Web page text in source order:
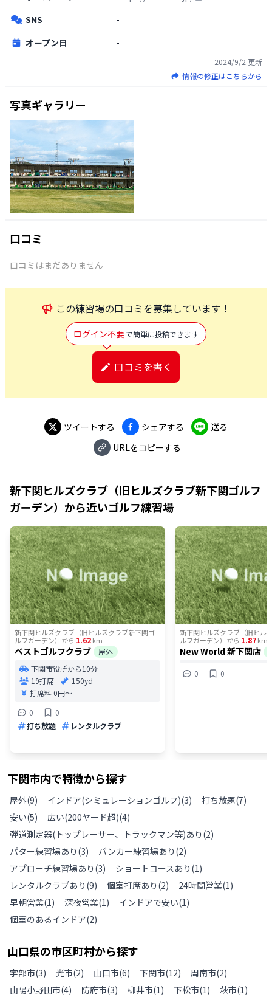
SNS
-
オープン日
-
2024/9/2 更新
情報の修正はこちらから
写真ギャラリー
口コミ
口コミはまだありません
この練習場の口コミを募集しています！
ログイン不要で簡単に投稿できます
口コミを書く
ツイートする シェアする
送る
URLをコピーする
新下関ヒルズクラブ（旧ヒルズクラブ新下関ゴルフ
ガーデン） から近いゴルフ練習場
新下関ヒルズクラブ（旧ヒルズクラブ新下関ゴ
ルフガーデン） から 1.62km
ベストゴルフクラブ
屋外
下関市役所から10分
19打席
150yd
打席料0円〜
0
0
打ち放題
レンタルクラブ
新下関ヒルズクラブ（旧ヒル
ルフガーデン） から 1.87km
New World 新下関店
0 0
下関市内で特徴から探す
屋外(9) インドア(シミュレーションゴルフ)(3) 打ち放題(7)
安い(5) 広い(200ヤード超)(4)
弾道測定器(トップレーサー、トラックマン等)あり (2)
パター練習場あり (3) バンカー練習場あり (2)
アプローチ練習場あり (3) ショートコースあり (1)
レンタルクラブあり (9) 個室打席あり (2) 24時間営業(1)
早朝営業(1) 深夜営業(1) インドアで安い(1)
個室のあるインドア(2)
山口県の市区町村から探す
宇部市(3) 光市(2) 山口市(6) 下関市(12) 周南市(2)
山陽小野田市(4) 防府市(3) 柳井市(1) 下松市(1) 萩市(1)